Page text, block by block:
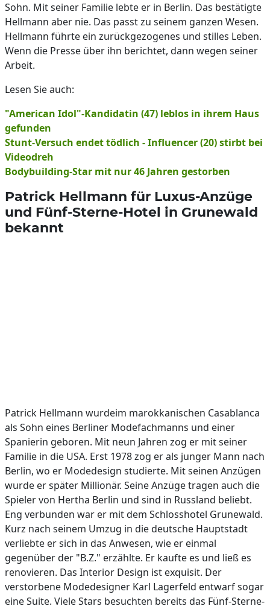
Sohn. Mit seiner Familie lebte er in Berlin. Das bestätigte
Hellmann aber nie. Das passt zu seinem ganzen Wesen.
Hellmann führte ein zurückgezogenes und stilles Leben.
Wenn die Presse über ihn berichtet, dann wegen seiner
Arbeit.
Lesen Sie auch:
"American Idol"-Kandidatin (47) leblos in ihrem Haus
gefunden
Stunt-Versuch endet tödlich - Influencer (20) stirbt bei
Videodreh
Bodybuilding-Star mit nur 46 Jahren gestorben
Patrick Hellmann für Luxus-Anzüge
und Fünf-Sterne-Hotel in Grunewald
bekannt
Patrick Hellmann wurdeim marokkanischen Casablanca
als Sohn eines Berliner Modefachmanns und einer
Spanierin geboren. Mit neun Jahren zog er mit seiner
Familie in die USA. Erst 1978 zog er als junger Mann nach
Berlin, wo er Modedesign studierte. Mit seinen Anzügen
wurde er später Millionär. Seine Anzüge tragen auch die
Spieler von Hertha Berlin und sind in Russland beliebt.
Eng verbunden war er mit dem Schlosshotel Grunewald.
Kurz nach seinem Umzug in die deutsche Hauptstadt
verliebte er sich in das Anwesen, wie er einmal
gegenüber der "B.Z." erzählte. Er kaufte es und ließ es
renovieren. Das Interior Design ist exquisit. Der
verstorbene Modedesigner Karl Lagerfeld entwarf sogar
eine Suite. Viele Stars besuchten bereits das Fünf-Sterne-